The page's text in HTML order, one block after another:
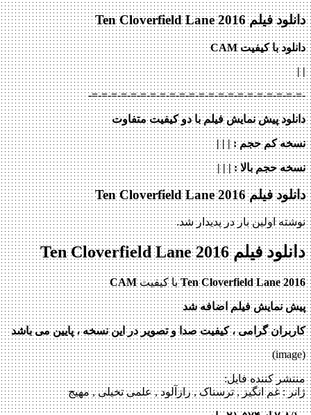
دانلود فیلم Ten Cloverfield Lane 2016
دانلود با کیفیت CAM
| |
-=-=-=-=-=-=-=-=-=-=-=-=-=-=-=-=-=-=-=-=-=-=-
دانلود پیش نمایش فیلم با دو کیفیت متفاوت
نسخه کم حجم: | | |
نسخه حجم بالا: | | |
دانلود فیلم Ten Cloverfield Lane 2016
نوشته اولین بار در پدیدار شد.
دانلود فیلم Ten Cloverfield Lane 2016
Ten Cloverfield Lane 2016با کیفیتCAM
پیش نمایش فیلم اضافه شد
کاربران گرامی ، کیفیت صدا و تصویر در این نسخه ، پایین می باشد
(image)
منتشر کننده فایل:
ژانر : غم انگیز , ترسناک , رازآلود , علمی تخیلی , مهیج